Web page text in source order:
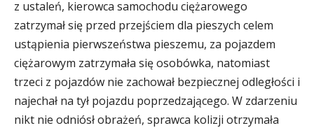
z ustaleń, kierowca samochodu ciężarowego
zatrzymał się przed przejściem dla pieszych celem
ustąpienia pierwszeństwa pieszemu, za pojazdem
ciężarowym zatrzymała się osobówka, natomiast
trzeci z pojazdów nie zachował bezpiecznej odległości i
najechał na tył pojazdu poprzedzającego. W zdarzeniu
nikt nie odniósł obrażeń, sprawca kolizji otrzymała